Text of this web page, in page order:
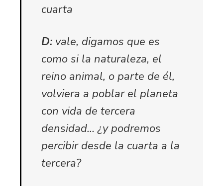
cuarta
D: vale, digamos que es
como si la naturaleza, el
reino animal, o parte de él,
volviera a poblar el planeta
con vida de tercera
densidad… ¿y podremos
percibir desde la cuarta a la
tercera?